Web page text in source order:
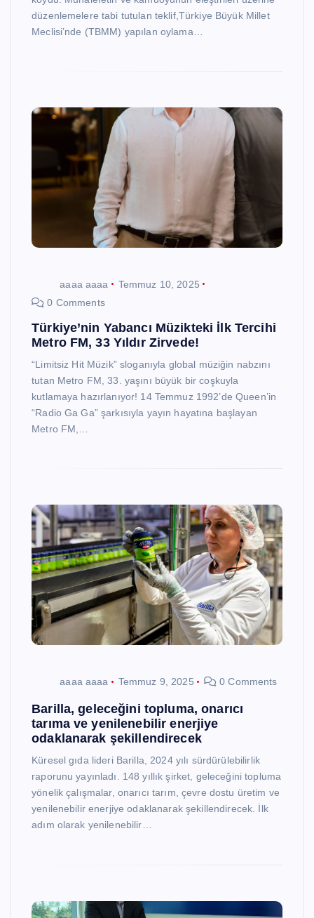
düzenlemelere tabi tutulan teklif,Türkiye Büyük Millet
Meclisi’nde (TBMM) yapılan oylama…
aaaa aaaa
Temmuz 10, 2025
0 Comments
Türkiye’nin Yabancı Müzikteki İlk Tercihi
Metro FM, 33 Yıldır Zirvede!
“Limitsiz Hit Müzik” sloganıyla global müziğin nabzını
tutan Metro FM, 33. yaşını büyük bir coşkuyla
kutlamaya hazırlanıyor! 14 Temmuz 1992’de Queen’in
“Radio Ga Ga” şarkısıyla yayın hayatına başlayan
Metro FM,…
aaaa aaaa Temmuz 9, 2025 0 Comments
Barilla, geleceğini topluma, onarıcı
tarıma ve yenilenebilir enerjiye
odaklanarak şekillendirecek
Küresel gıda lideri Barilla, 2024 yılı sürdürülebilirlik
raporunu yayınladı. 148 yıllık şirket, geleceğini topluma
yönelik çalışmalar, onarıcı tarım, çevre dostu üretim ve
yenilenebilir enerjiye odaklanarak şekillendirecek. İlk
adım olarak yenilenebilir…